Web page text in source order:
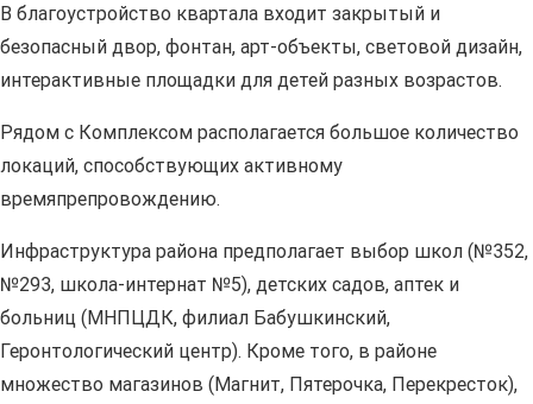
В благоустройство квартала входит закрытый и
безопасный двор, фонтан, арт-объекты, световой дизайн,
интерактивные площадки для детей разных возрастов.
Рядом с Комплексом располагается большое количество
локаций, способствующих активному
времяпрепровождению.
Инфраструктура района предполагает выбор школ (№352,
№293, школа-интернат №5), детских садов, аптек и
больниц (МНПЦДК, филиал Бабушкинский,
Геронтологический центр). Кроме того, в районе
множество магазинов (Магнит, Пятерочка, Перекресток),